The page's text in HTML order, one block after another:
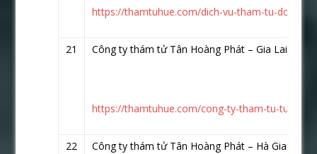
https://thamtuhue.com/dich-vu-tham-tu-dong-
21 Công ty thám tử Tân Hoàng Phát – Gia Lai
https://thamtuhue.com/cong-ty-tham-tu-tu-gia-
22 Công ty thám tử Tân Hoàng Phát – Hà Giang